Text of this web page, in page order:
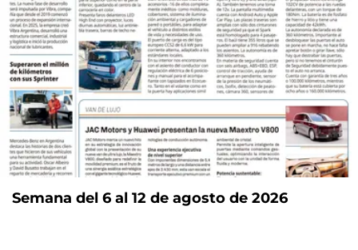
Semana del 6 al 12 de agosto de 2026